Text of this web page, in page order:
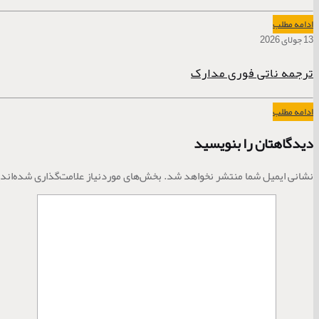
ادامه مطلب
13 جولای 2026
ترجمه ناتی فوری مدارک
ادامه مطلب
دیدگاهتان را بنویسید
نشانی ایمیل شما منتشر نخواهد شد.بخش‌های موردنیاز علامت‌گذاری